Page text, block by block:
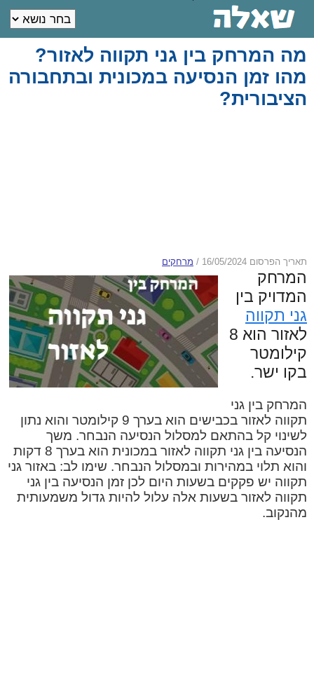
מה המרחק בין גני תקווה לאזור?
מהו זמן הנסיעה במכונית ובתחבורה
הציבורית?
תאריך הפרסום 16/05/2024 / מרחקים
המרחק
המדויק בין
גני תקווה
לאזור הוא 8
קילומטר
בקו ישר.
המרחק בין גני
תקווה לאזור בכבישים הוא בערך 9 קילומטר והוא נתון
לשינוי קל בהתאם למסלול הנסיעה הנבחר. משך
הנסיעה בין גני תקווה לאזור במכונית הוא בערך 8 דקות
והוא תלוי במהירות ובמסלול הנבחר. שימו לב: באזור גני
תקווה יש פקקים בשעות היום לכן זמן הנסיעה בין גני
תקווה לאזור בשעות אלה עלול להיות גדול משמעותית
מהנקוב.